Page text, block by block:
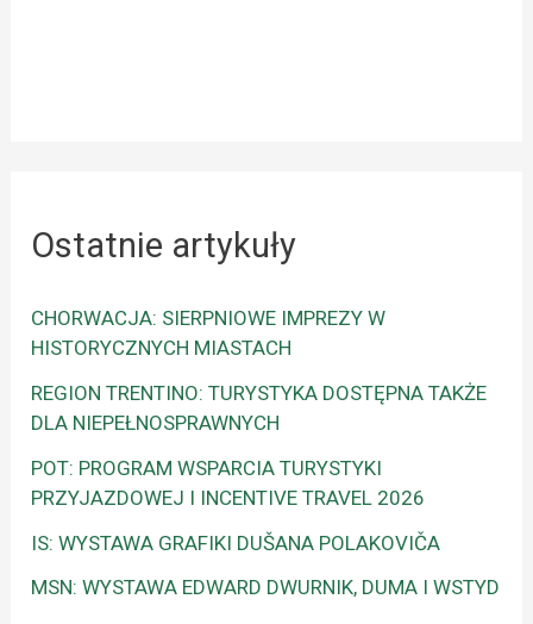
Ostatnie artykuły
CHORWACJA: SIERPNIOWE IMPREZY W
HISTORYCZNYCH MIASTACH
REGION TRENTINO: TURYSTYKA DOSTĘPNA TAKŻE
DLA NIEPEŁNOSPRAWNYCH
POT: PROGRAM WSPARCIA TURYSTYKI
PRZYJAZDOWEJ I INCENTIVE TRAVEL 2026
IS: WYSTAWA GRAFIKI DUŠANA POLAKOVIČA
MSN: WYSTAWA EDWARD DWURNIK, DUMA I WSTYD